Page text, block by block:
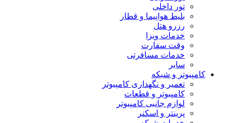
تور داخلی
بلیط هواپیما و قطار
رزرو هتل
خدمات ویزا
وقت سفارت
خدمات مسافرتی
سایر
کامپیوتر و شبکه
تعمیر و نگهداری کامپیوتر
کامپیوتر و قطعات
لوازم جانبی کامپیوتر
پرینتر و اسکنر